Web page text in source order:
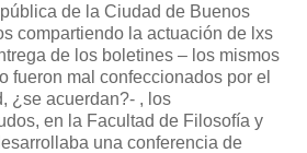
de la Ciudad de Buenos
compartiendo la actuación de lxs
de los boletines – los mismos
fueron mal confeccionados por el
¿se acuerdan?- , los
en la Facultad de Filosofía y
una conferencia de